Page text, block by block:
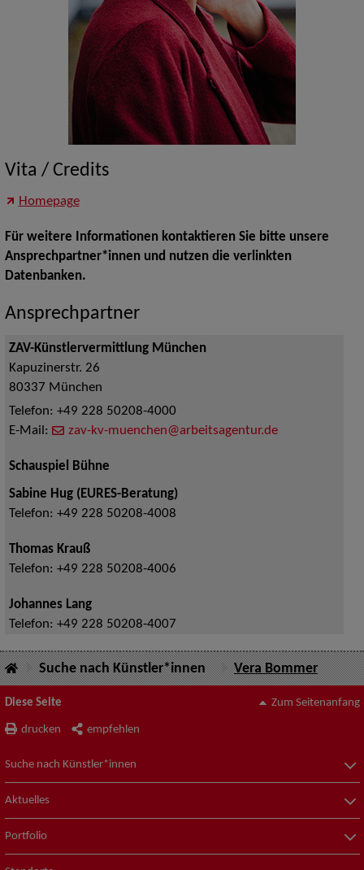
Vita / Credits
Homepage
Für weitere Informationen kontaktieren Sie bitte unsere
Ansprechpartner*innen und nutzen die verlinkten
Datenbanken.
Ansprechpartner
ZAV-Künstlervermittlung München
Kapuzinerstr. 26
80337 München
Telefon: +49 228 50208-4000
E-Mail:
zav-kv-muenchen@arbeitsagentur.de
Schauspiel Bühne
Sabine Hug (EURES-Beratung)
Telefon: +49 228 50208-4008
Thomas Krauß
Telefon: +49 228 50208-4006
Johannes Lang
Telefon: +49 228 50208-4007
Suche nach Künstler*innen Vera Bommer
Diese Seite
drucken empfehlen
Zum Seitenanfang
Suche nach Künstler*innen
Aktuelles
Portfolio